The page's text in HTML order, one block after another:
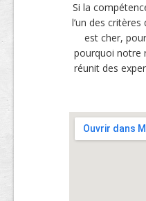
Si la
l’un des
est cher,
pourquoi notre
réunit des